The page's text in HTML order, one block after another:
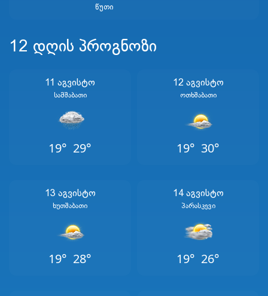
წუთი
12 დღის პროგნოზი
11 Აგვისტო
Სამშაბათი
19° 29°
12 Აგვისტო
Ოთხშაბათი
19° 30°
13 Აგვისტო
Ხუთშაბათი
19° 28°
14 Აგვისტო
Პარასკევი
19° 26°